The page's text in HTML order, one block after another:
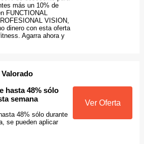
más un 10% de
FUNCTIONAL
VISION,
dinero con esta oferta
Agarra ahora y
hasta 48% sólo
semana
48% sólo durante
se pueden aplicar
Ver Oferta